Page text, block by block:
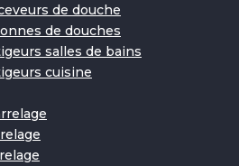
de douche
de douches
salles de bains
cuisine